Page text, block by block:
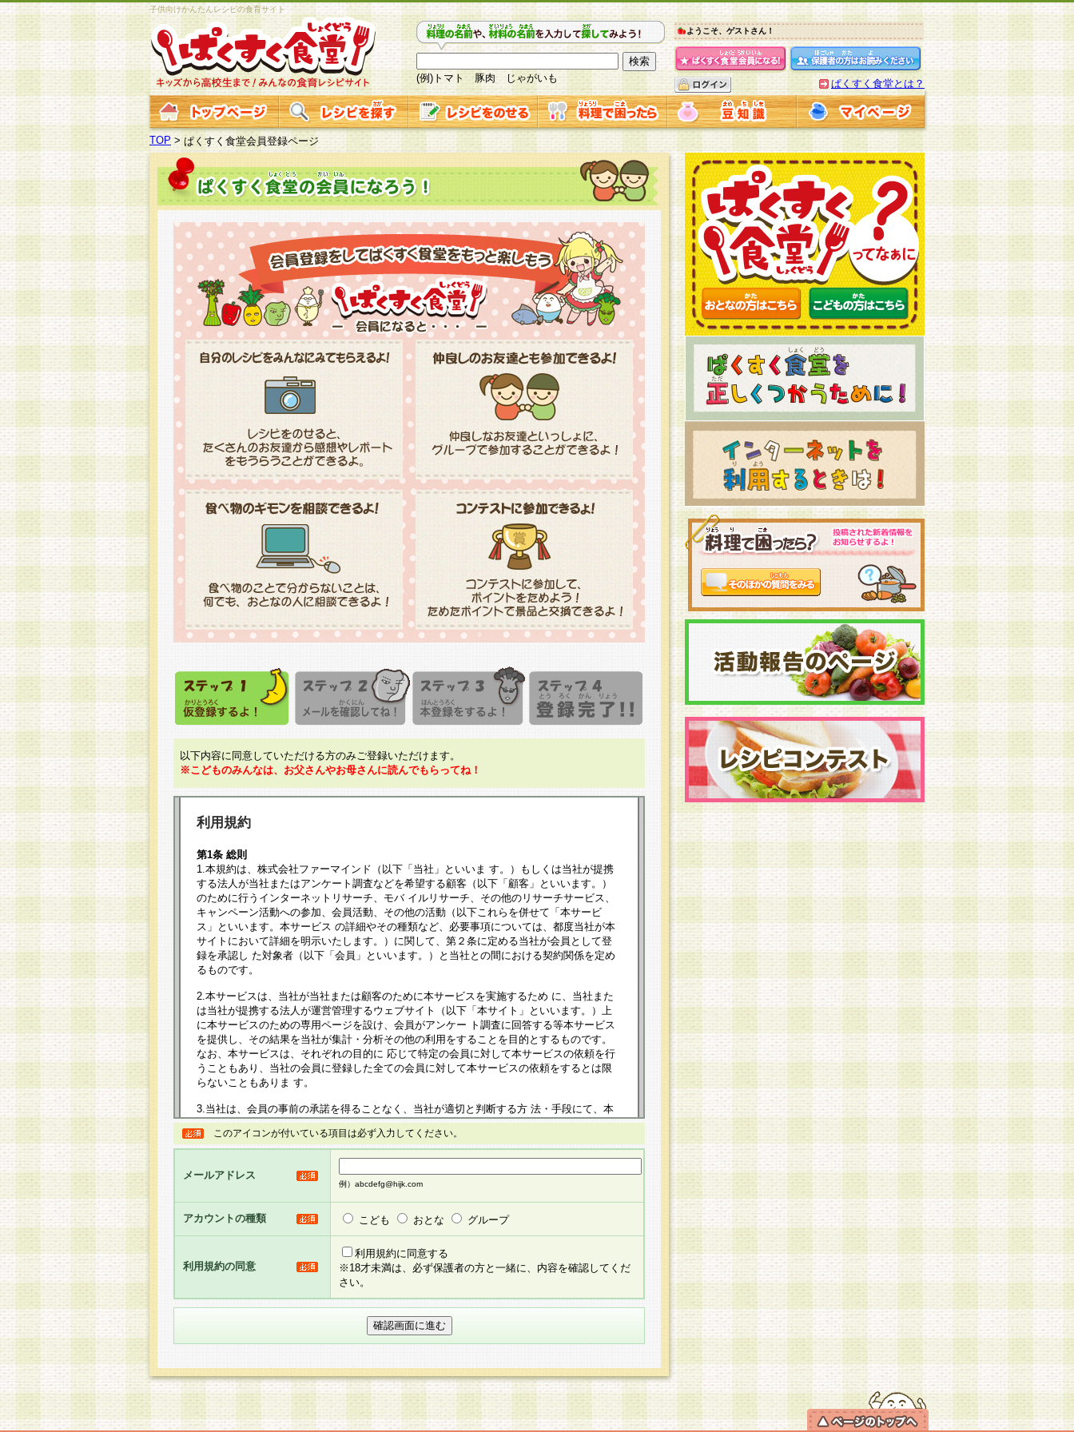
子供向けかんたんレシピの食育サイト
(例)トマト 豚肉 じゃがいも
ようこそ、ゲストさん！
ぱくすく食堂とは？
TOP >ぱくすく食堂会員登録ページ
以下内容に同意していただける方のみご登録いただけます。
※こどものみんなは、お父さんやお母さんに読んでもらってね！
利用規約
第1条 総則
1.本規約は、株式会社ファーマインド（以下「当社」といいま す。）もしくは当社が提携
する法人が当社またはアンケート調査などを希望する顧客（以下「顧客」といいます。）
のために行うインターネットリサーチ、モバ イルリサーチ、その他のリサーチサービス、
キャンペーン活動への参加、会員活動、その他の活動（以下これらを併せて「本サービ
ス」といいます。本サービス の詳細やその種類など、必要事項については、都度当社が本
サイトにおいて詳細を明示いたします。）に関して、第２条に定める当社が会員として登
録を承認し た対象者（以下「会員」といいます。）と当社との間における契約関係を定め
るものです。
2.本サービスは、当社が当社または顧客のために本サービスを実施するため に、当社また
は当社が提携する法人が運営管理するウェブサイト（以下「本サイト」といいます。）上
に本サービスのための専用ページを設け、会員がアンケー ト調査に回答する等本サービス
を提供し、その結果を当社が集計・分析その他の利用をすることを目的とするものです。
なお、本サービスは、それぞれの目的に 応じて特定の会員に対して本サービスの依頼を行
うこともあり、当社の会員に登録した全ての会員に対して本サービスの依頼をするとは限
らないこともありま す。
3.当社は、会員の事前の承諾を得ることなく、当社が適切と判断する方 法・手段にて、本
規約を任意に制定、変更または修正することができるものとします。改定後の本規約等
は、本規約においては本サイトに掲示したときに、その 他の諸規定については、会員に対
して告知の案内を配信または本サイトに掲示したときのいずれか早い時期をもってその効
るものとします。
5.当社がお聞きする個人情報は、すべて会員登録希望者の自由な意思で提 供いただいたも
のと考えております。従って、会員登録希望者が自らの個人情報の提供を希望されない場
合には、当社はその個人情報をお預かりいたしません が、提供されないことによって、当
社の取扱商品やサービス等をご利用いただけない場合がありますことを予めご了承くださ
い。
6.当社は、お客様から当社が保有している個人情報の開示・訂正・追加・ 利用停止等を求
められた場合には、ご本人様であることが当社にて確認できた場合に限り、法令に準拠し
せ先となります。
第2条 会員の資格
1.会員とは、本規約等を承諾のうえ、当社所定の登録手続きを全て完了し、当社が承認した
このアイコンが付いている項目は必ず入力してください。
メールアドレス
例）abcdefg@hijk.com
アカウントの種類 こども おとな グループ
利用規約の同意
利用規約に同意する
※18才未満は、必ず保護者の方と一緒に、内容を確認してくだ
さい。